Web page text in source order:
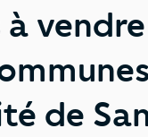
à
de